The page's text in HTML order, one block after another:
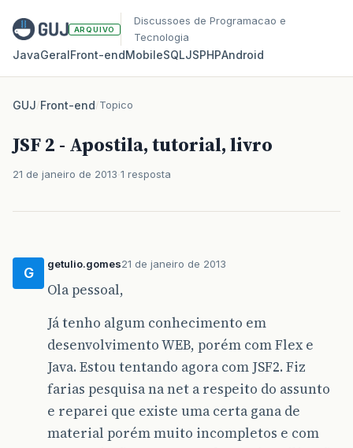
ARQUIVO
Discussoes de Programacao e
Tecnologia
JavaGeralFront‑endMobileSQLJSPHPAndroid
GUJ/Front-end/Topico
JSF 2 - Apostila, tutorial, livro
21 de janeiro de 2013 1 resposta
G
getulio.gomes21 de janeiro de 2013
Ola pessoal,
Já tenho algum conhecimento em
desenvolvimento WEB, porém com Flex e
Java. Estou tentando agora com JSF2. Fiz
farias pesquisa na net a respeito do assunto
e reparei que existe uma certa gana de
material porém muito incompletos e com